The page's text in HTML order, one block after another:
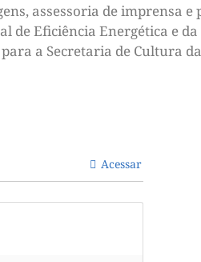
assessoria de imprensa e
de Eficiência Energética e
a Secretaria de Cultura
Acessar